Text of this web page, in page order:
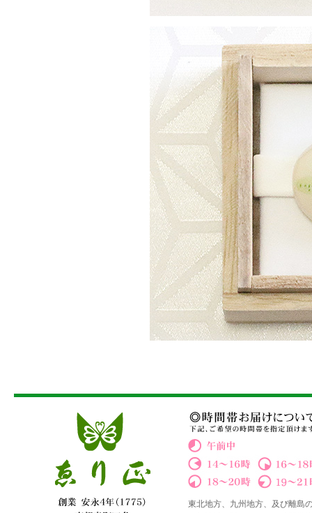
東北地方、九州地方、及び離島